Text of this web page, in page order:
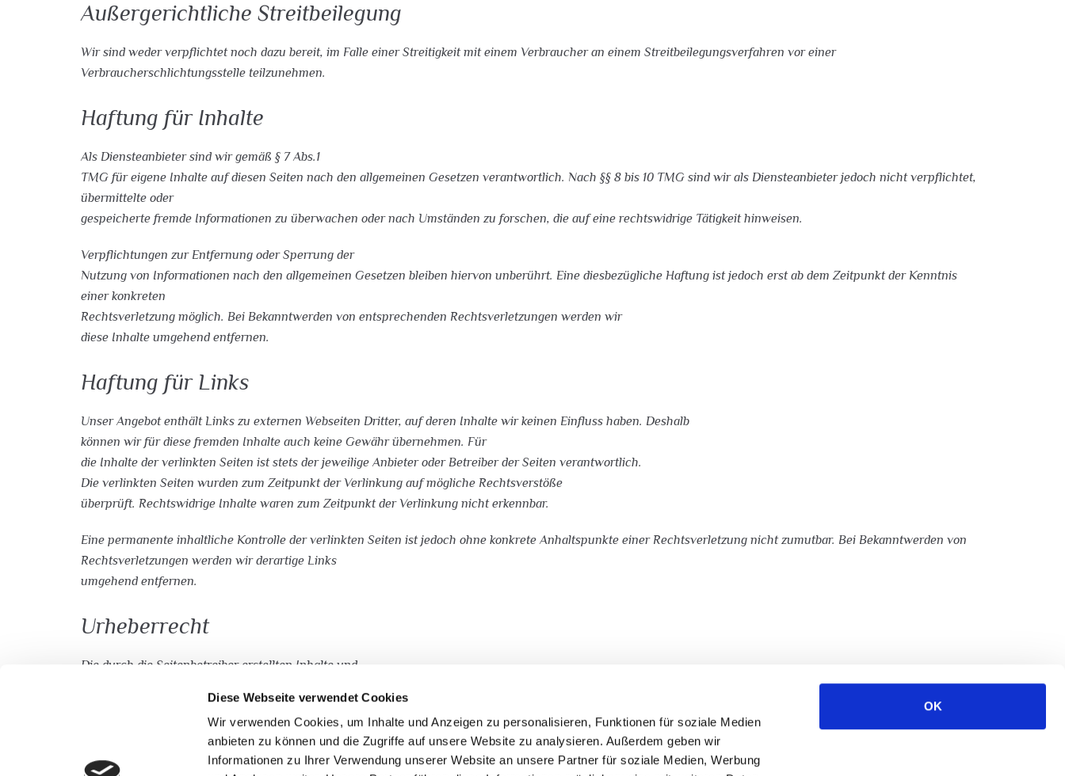
Diese Webseite verwendet Cookies
Wir verwenden Cookies, um Inhalte und Anzeigen zu personalisieren, Funktionen für soziale Medien
anbieten zu können und die Zugriffe auf unsere Website zu analysieren. Außerdem geben wir
Informationen zu Ihrer Verwendung unserer Website an unsere Partner für soziale Medien, Werbung
OK
Außergerichtliche Streitbeilegung
Wir sind weder verpflichtet noch dazu bereit, im Falle einer Streitigkeit mit einem Verbraucher an einem Streitbeilegungsverfahren vor einer
Verbraucherschlichtungsstelle teilzunehmen.
Haftung für Inhalte
Als Diensteanbieter sind wir gemäß § 7 Abs.1
TMG für eigene Inhalte auf diesen Seiten nach den allgemeinen Gesetzen verantwortlich. Nach §§ 8 bis 10 TMG sind wir als Diensteanbieter jedoch nicht verpflichtet,
übermittelte oder
gespeicherte fremde Informationen zu überwachen oder nach Umständen zu forschen, die auf eine rechtswidrige Tätigkeit hinweisen.
Verpflichtungen zur Entfernung oder Sperrung der
Nutzung von Informationen nach den allgemeinen Gesetzen bleiben hiervon unberührt. Eine diesbezügliche Haftung ist jedoch erst ab dem Zeitpunkt der Kenntnis
einer konkreten
Rechtsverletzung möglich. Bei Bekanntwerden von entsprechenden Rechtsverletzungen werden wir
diese Inhalte umgehend entfernen.
Haftung für Links
Unser Angebot enthält Links zu externen Webseiten Dritter, auf deren Inhalte wir keinen Einfluss haben. Deshalb
können wir für diese fremden Inhalte auch keine Gewähr übernehmen. Für
die Inhalte der verlinkten Seiten ist stets der jeweilige Anbieter oder Betreiber der Seiten verantwortlich.
Die verlinkten Seiten wurden zum Zeitpunkt der Verlinkung auf mögliche Rechtsverstöße
überprüft. Rechtswidrige Inhalte waren zum Zeitpunkt der Verlinkung nicht erkennbar.
Eine permanente inhaltliche Kontrolle der verlinkten Seiten ist jedoch ohne konkrete Anhaltspunkte einer Rechtsverletzung nicht zumutbar. Bei Bekanntwerden von
Rechtsverletzungen werden wir derartige Links
umgehend entfernen.
Urheberrecht
Die durch die Seitenbetreiber erstellten Inhalte und
Bearbeitung, Verbreitung und jede Art der Verwertung außerhalb der Grenzen des Urheberrechtes bedürfen der schriftlichen Zustimmung des jeweiligen Autors bzw.
Erstellers. Downloads und Kopien dieser Seite sind nur für den privaten, nicht kommerziellen Gebrauch gestattet.
Soweit die Inhalte auf dieser Seite nicht vom Betreiber erstellt wurden, werden die Urheberrechte Dritter beachtet.